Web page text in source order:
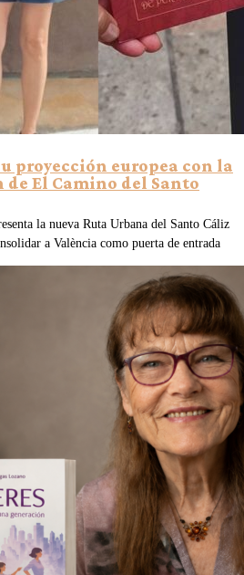
proyección europea con la
El Camino del Santo
la nueva Ruta Urbana del Santo Cáliz
a València como puerta de entrada